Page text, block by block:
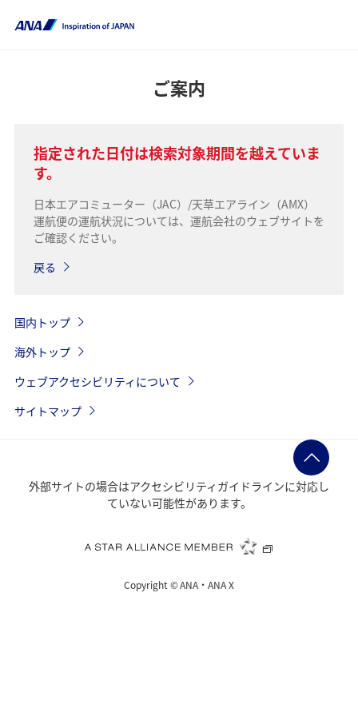
ご案内
指定された日付は検索対象期間を越えていま
す。
日本エアコミューター（JAC）/天草エアライン（AMX）
運航便の運航状況については、運航会社のウェブサイトを
ご確認ください。
戻る
国内トップ
海外トップ
ウェブアクセシビリティについて
サイトマップ
外部サイトの場合はアクセシビリティガイドラインに対応し
ていない可能性があります。
Copyright ©ANA・ANA X